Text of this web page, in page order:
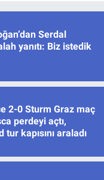
Serdal
yanıtı: Biz istedik
2-0 Sturm Graz maç
perdeyi açtı,
tur kapısını araladı